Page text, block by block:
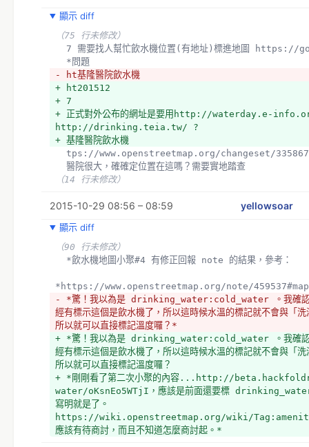
顯示 diff
（75 行未修改）
7 需要找人幫忙飲水機位置(有地址)標進地圖
  *問題
- ht基隆醫院飲水機
+ ht201512
+ 7
+ 正式對外公布的網址是要用http://waterday.e-
http://drinking.teia.tw/ ?
+ 基隆醫院飲水機
tps://www.openstreetmap.org/changeset/
  醫院很大，確確定位置在這嗎？需要實地踏查
（14 行未修改）
2015-10-29 08:56 – 08:59 yellowsoar
顯示 diff
（90 行未修改）
  *飲水機地圖小聚#4 有修正回報 note 的結果，參考：
*https://www.openstreetmap.org/note/
- *驚！我以為是 drinking_water:cold_water 。我確認一
經有標示這個是飲水機了，所以這時候水溫的標記就不會與「
所以就可以直接標記溫度囉？*
+ *驚！我以為是 drinking_water:cold_water 。我確認一
經有標示這個是飲水機了，所以這時候水溫的標記就不會與「
所以就可以直接標記溫度囉？
+ *剛剛看了第二次小聚的內容...http://
water/oKsnEo5WTjI，應該是前面還要標
寫明就是了。
https://wiki.openstreetmap.org/wiki/
應該有待商討，而且不知道怎麼商討起。*